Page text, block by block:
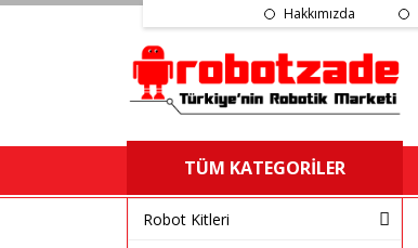
Hakkımızda
TÜM KATEGORİLER
Robot Kitleri